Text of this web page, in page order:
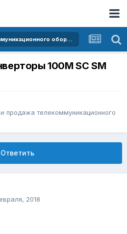
Покупка и продажа телекоммуникационного оборудования
100М SC SM
продажа телекоммуникационного
Ответить
2018